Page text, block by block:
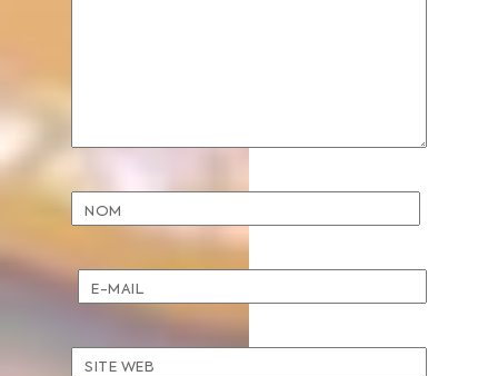
NOM
E-MAIL
SITE WEB